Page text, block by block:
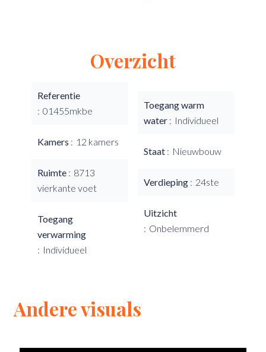
Overzicht
Referentie
01455mkbe
Kamers 12 kamers
Ruimte
8713
vierkante voet
Toegang
verwarming
Individueel
Toegang warm
water
Individueel
Staat Nieuwbouw
Verdieping 24ste
Uitzicht
Onbelemmerd
Andere visuals